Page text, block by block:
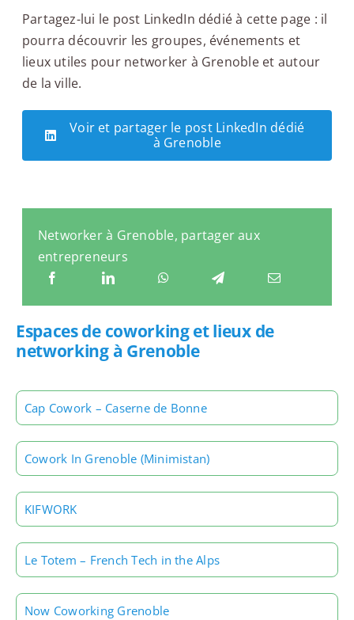
Partagez-lui le post LinkedIn dédié à cette page : il
pourra découvrir les groupes, événements et
lieux utiles pour networker à Grenoble et autour
de la ville.
Voir et partager le post LinkedIn dédié
à Grenoble
Networker à Grenoble, partager aux
entrepreneurs
Espaces de coworking et lieux de
networking à Grenoble
Cap Cowork – Caserne de Bonne
Cowork In Grenoble (Minimistan)
KIFWORK
Le Totem – French Tech in the Alps
Now Coworking Grenoble